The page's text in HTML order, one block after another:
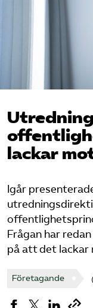
Kontakt
Pressrum
Mina sidor
Privat Vårdfakta
Bli medlem
lackar
Igår
Frågan har
på att det lackar
Företagande